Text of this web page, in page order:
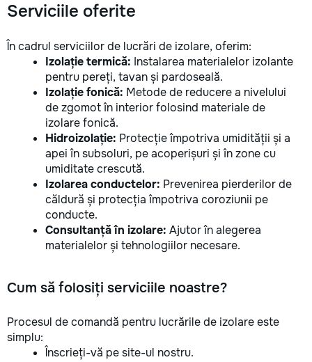
Serviciile oferite
În cadrul serviciilor de lucrări de izolare, oferim:
Izolație termică: Instalarea materialelor izolante
pentru pereți, tavan și pardoseală.
Izolație fonică: Metode de reducere a nivelului
de zgomot în interior folosind materiale de
izolare fonică.
Hidroizolație: Protecție împotriva umidității și a
apei în subsoluri, pe acoperișuri și în zone cu
umiditate crescută.
Izolarea conductelor: Prevenirea pierderilor de
căldură și protecția împotriva coroziunii pe
conducte.
Consultanță în izolare: Ajutor în alegerea
materialelor și tehnologiilor necesare.
Cum să folosiți serviciile noastre?
Procesul de comandă pentru lucrările de izolare este
simplu:
Înscrieți-vă pe site-ul nostru.